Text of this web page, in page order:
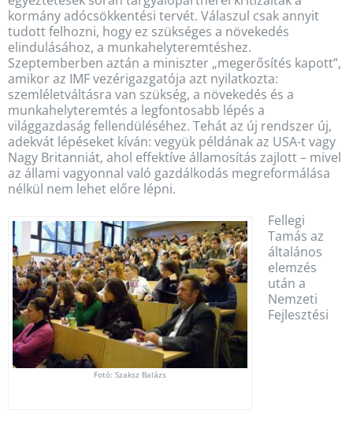
kormány adócsökkentési tervét. Válaszul csak annyit
tudott felhozni, hogy ez szükséges a növekedés
elindulásához, a munkahelyteremtéshez.
Szeptemberben aztán a miniszter „megerősítés kapott”,
amikor az IMF vezérigazgatója azt nyilatkozta:
szemléletváltásra van szükség, a növekedés és a
munkahelyteremtés a legfontosabb lépés a
világgazdaság fellendüléséhez. Tehát az új rendszer új,
adekvát lépéseket kíván: vegyük példának az USA-t vagy
Nagy Britanniát, ahol effektíve államosítás zajlott – mivel
az állami vagyonnal való gazdálkodás megreformálása
nélkül nem lehet előre lépni.
Fotó: Szaksz Balázs
Fellegi
Tamás az
általános
elemzés
után a
Nemzeti
Fejlesztési